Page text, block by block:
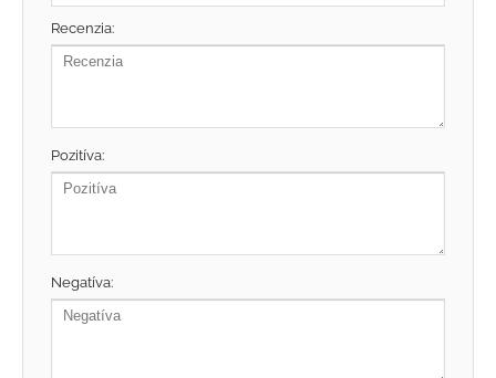
Recenzia:
Pozitíva:
Negatíva: